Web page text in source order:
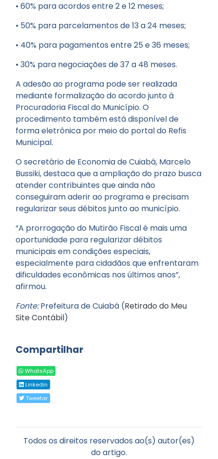
• 60% para acordos entre 2 e 12 meses;
• 50% para parcelamentos de 13 a 24 meses;
• 40% para pagamentos entre 25 e 36 meses;
• 30% para negociações de 37 a 48 meses.
A adesão ao programa pode ser realizada
mediante formalização do acordo junto à
Procuradoria Fiscal do Município. O
procedimento também está disponível de
forma eletrônica por meio do portal do Refis
Municipal.
O secretário de Economia de Cuiabá, Marcelo
Bussiki, destaca que a ampliação do prazo busca
atender contribuintes que ainda não
conseguiram aderir ao programa e precisam
regularizar seus débitos junto ao município.
“A prorrogação do Mutirão Fiscal é mais uma
oportunidade para regularizar débitos
municipais em condições especiais,
especialmente para cidadãos que enfrentaram
dificuldades econômicas nos últimos anos”,
afirmou.
Fonte:Prefeitura de Cuiabá (Retirado do Meu
Site Contábil)
Compartilhar
WhatsApp
Linkedin
Tweetar
Todos os direitos reservados ao(s) autor(es)
do artigo.